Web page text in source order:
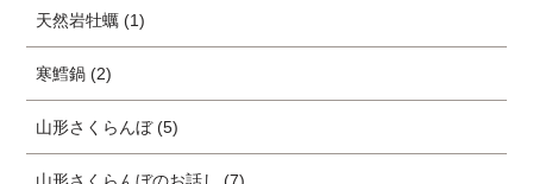
天然岩牡蠣 (1)
寒鱈鍋 (2)
山形さくらんぼ (5)